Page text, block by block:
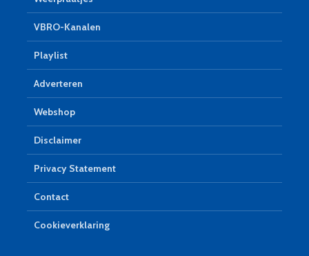
VBRO-Kanalen
Playlist
Adverteren
Webshop
Disclaimer
Privacy Statement
Contact
Cookieverklaring